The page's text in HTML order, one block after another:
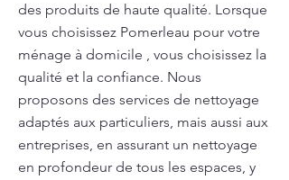
des produits de haute qualité. Lorsque
vous choisissez Pomerleau pour votre
ménage à domicile , vous choisissez la
qualité et la confiance. Nous
proposons des services de nettoyage
adaptés aux particuliers, mais aussi aux
entreprises, en assurant un nettoyage
en profondeur de tous les espaces, y